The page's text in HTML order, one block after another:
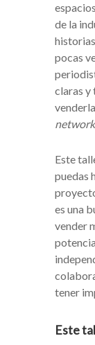
de la
pocas
claras y
Este
puedas
es una
vender
tener
Este